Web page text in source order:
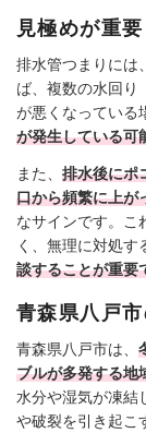
見極めが重
排水管つまりには、
ば、複数の水回り
が悪くなっている
が発生している可
また、 排水後にポ
口から頻繁に上が
なサインです。こ
く、無理に対処す
談することが重要
青森県八戸
青森県八戸市は、
ブルが多発する地
水分や湿気が凍結
や破裂を引き起こ